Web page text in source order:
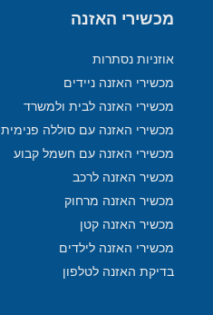
מכשירי האזנה
אוזניות נסתרות
מכשירי האזנה ניידים
מכשירי האזנה לבית ולמשרד
מכשירי האזנה עם סוללה פנימית
מכשירי האזנה עם חשמל קבוע
מכשיר האזנה לרכב
מכשיר האזנה מרחוק
מכשיר האזנה קטן
מכשירי האזנה לילדים
בדיקת האזנה לטלפון